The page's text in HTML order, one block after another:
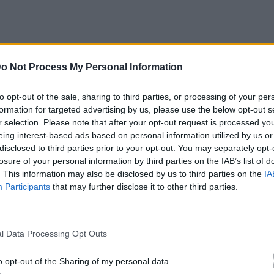
Not Process My Personal Information
opt-out of the sale, sharing to third parties, or processing of your
for targeted advertising by us, please use the below opt-out
selection. Please note that after your opt-out request is processed
interest-based ads based on personal information utilized by us
to third parties prior to your opt-out. You may separately
of your personal information by third parties on the IAB’s list of
This information may also be disclosed by us to third parties on the
Participants that may further disclose it to other third parties.
Data Processing Opt Outs
opt-out of the Sharing of my personal data.
με το Mad.gr, επισκεφτείτε μας στοFacebook,
Instagram.
News